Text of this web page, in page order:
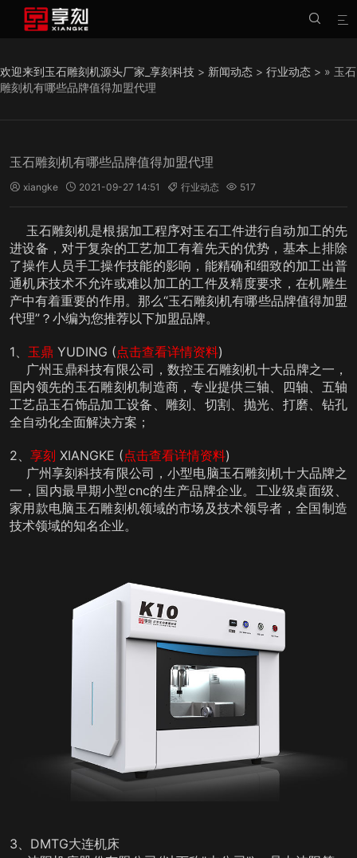


欢迎来到玉石雕刻机源头厂家_享刻科技 > 新闻动态 > 行业动态 > » 玉石
雕刻机有哪些品牌值得加盟代理
玉石雕刻机有哪些品牌值得加盟代理
 xiangke  2021-09-27 14:51  行业动态  517
玉石雕刻机是根据加工程序对玉石工件进行自动加工的先
进设备，对于复杂的工艺加工有着先天的优势，基本上排除
了操作人员手工操作技能的影响，能精确和细致的加工出普
通机床技术不允许或难以加工的工件及精度要求，在机雕生
产中有着重要的作用。那么“玉石雕刻机有哪些品牌值得加盟
代理”？小编为您推荐以下加盟品牌。
1、 玉鼎 YUDING (点击查看详情资料)
广州玉鼎科技有限公司，数控玉石雕刻机十大品牌之一，
国内领先的玉石雕刻机制造商，专业提供三轴、四轴、五轴
工艺品玉石饰品加工设备、雕刻、切割、抛光、打磨、钻孔
全自动化全面解决方案；
2、 享刻 XIANGKE (点击查看详情资料)
广州享刻科技有限公司，小型电脑玉石雕刻机十大品牌之
一，国内最早期小型cnc的生产品牌企业。工业级桌面级、
家用款电脑玉石雕刻机领域的市场及技术领导者，全国制造
技术领域的知名企业。
3、DMTG大连机床